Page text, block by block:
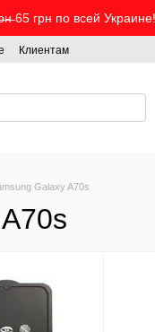
65 грн по всей Украине!
Клиентам
Galaxy A70s